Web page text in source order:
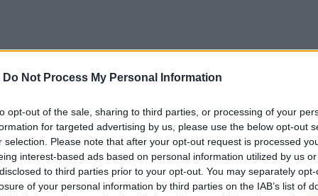
Do Not Process My Personal Information
opt-out of the sale, sharing to third parties, or processing of your
for targeted advertising by us, please use the below opt-out
selection. Please note that after your opt-out request is processed
interest-based ads based on personal information utilized by us
to third parties prior to your opt-out. You may separately
of your personal information by third parties on the IAB’s list of
της Ελλάδας μετά την πανδημία σε
στις καλύτερες πρόσφατες επιδόσεις της
ήταν ο τελευταίος που έπλεξε το εγκώμιο της